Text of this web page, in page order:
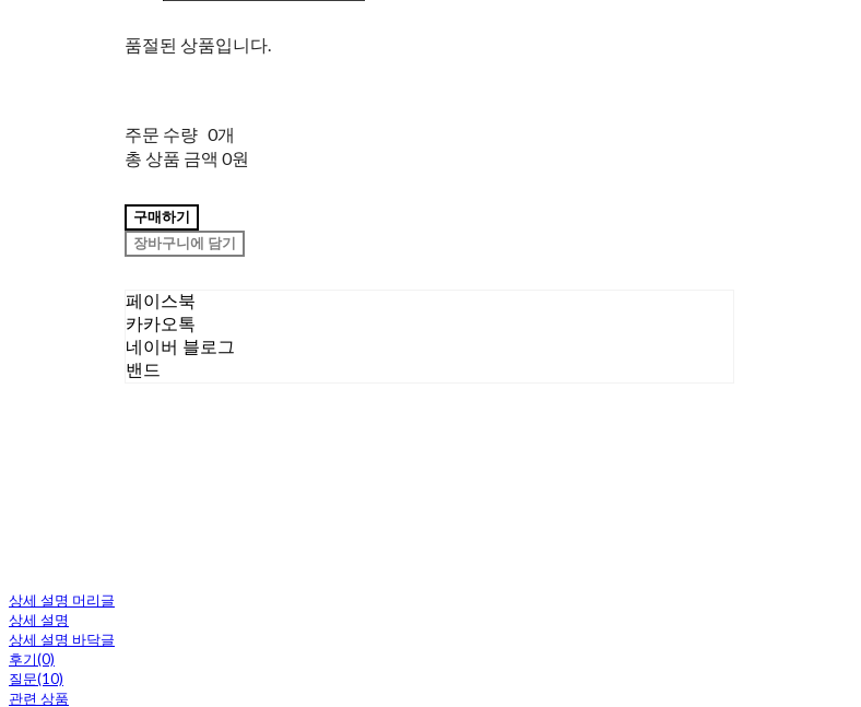
품절된 상품입니다.
주문 수량 0개
총 상품 금액 0원
구매하기
장바구니에 담기
페이스북
카카오톡
네이버 블로그
밴드
상세 설명 머리글
상세 설명
상세 설명 바닥글
후기(0)
질문(10)
관련 상품